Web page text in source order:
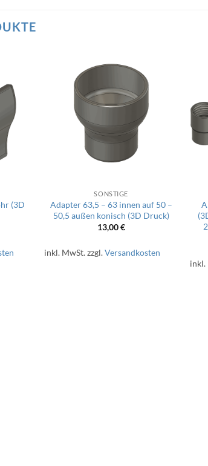
(3D
SONSTIGE
Adapter 63,5 – 63 innen auf 50 –
50,5 außen konisch (3D Druck)
13,00€
inkl. MwSt. zzgl.Versandkosten
inkl.